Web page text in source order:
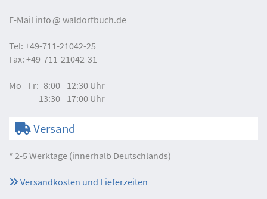
E-Mail info waldorfbuch.de
Tel: +49-711-21042-25
Fax: +49-711-21042-31
Mo - Fr: 8:00 - 12:30 Uhr
13:30 - 17:00 Uhr
Versand
* 2-5 Werktage (innerhalb Deutschlands)
Versandkosten und Lieferzeiten